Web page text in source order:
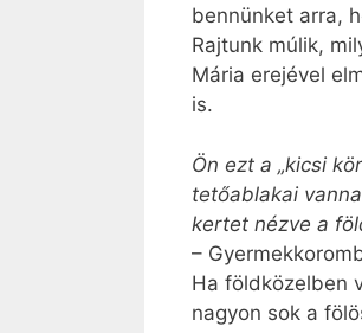
bennünket arra,
Rajtunk múlik,
Mária erejével
is.
Ön ezt a „kicsi
tetőablakai
kertet nézve a
–
Ha földközelben
nagyon sok a